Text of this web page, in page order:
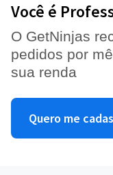
Você é
O GetNinjas
pedidos por
sua renda
Quero me